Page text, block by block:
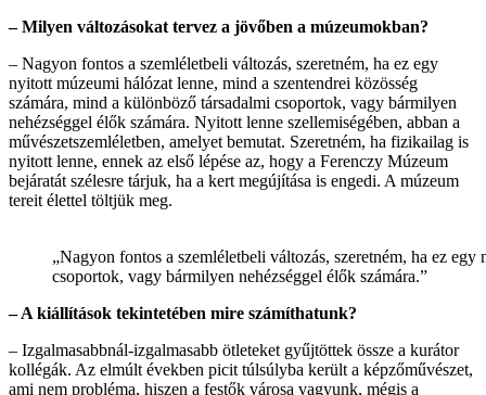
– Milyen változásokat tervez a jövőben a múzeumokban?
– Nagyon fontos a szemléletbeli változás, szeretném, ha ez egy
nyitott múzeumi hálózat lenne, mind a szentendrei közösség
számára, mind a különböző társadalmi csoportok, vagy bármilyen
nehézséggel élők számára. Nyitott lenne szellemiségében, abban a
művészetszemléletben, amelyet bemutat. Szeretném, ha fizikailag is
nyitott lenne, ennek az első lépése az, hogy a Ferenczy Múzeum
bejáratát szélesre tárjuk, ha a kert megújítása is engedi. A múzeum
tereit élettel töltjük meg.
„Nagyon fontos a szemléletbeli változás, szeretném, ha ez
csoportok, vagy bármilyen nehézséggel élők számára.”
– A kiállítások tekintetében mire számíthatunk?
– Izgalmasabbnál-izgalmasabb ötleteket gyűjtöttek össze a kurátor
kollégák. Az elmúlt években picit túlsúlyba került a képzőművészet,
ami nem probléma, hiszen a festők városa vagyunk, mégis a